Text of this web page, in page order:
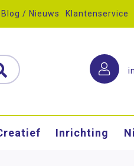
Blog / Nieuws Klantenservice
Inrichting